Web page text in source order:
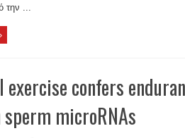
την ...
exercise confers
microRNAs